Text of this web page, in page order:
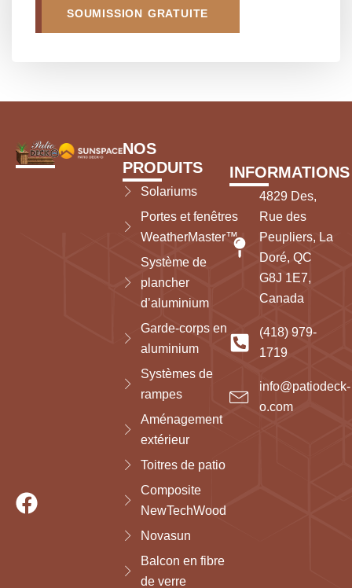
SOUMISSION GRATUITE
NOS
PRODUITS
Solariums
Portes et fenêtres
WeatherMaster™
Système de
plancher
d’aluminium
Garde-corps en
aluminium
Systèmes de
rampes
Aménagement
extérieur
Toitres de patio
Composite
NewTechWood
Novasun
Balcon en fibre
de verre
INFORMATIONS
4829 Des,
Rue des
Peupliers, La
Doré, QC
G8J 1E7,
Canada
(418) 979-
1719
info@patiodeck-
o.com